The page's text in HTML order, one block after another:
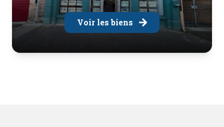
Voir les biens